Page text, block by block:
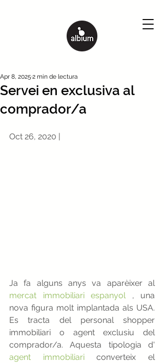
Servei en exclusiva al
comprador/a
Apr 8, 2025 2 min de lectura
Oct 26, 2020 |
Ja fa alguns anys va aparèixer al
mercat immobiliari espanyol
, una
nova figura molt implantada als USA.
Es tracta del personal shopper
immobiliari o agent exclusiu del
comprador/a. Aquesta tipologia d'
agent immobiliari
converteix el